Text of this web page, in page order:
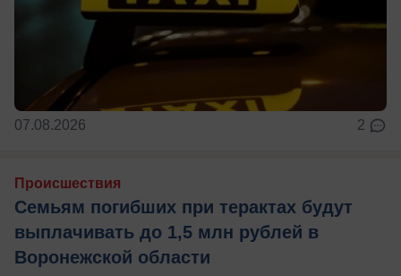
07.08.2026 2
Происшествия
Семьям погибших при терактах будут
выплачивать до 1,5 млн рублей в
Воронежской области